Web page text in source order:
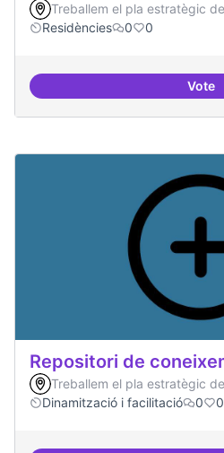
Treballem el pla estratègic
Residències
0 0
Vote
Repositori de
Treballem el pla estratègic
Dinamització i facilitació
0 0